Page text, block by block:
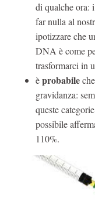
di qualche ora:
far nulla al
ipotizzare che
DNA è come
trasformarci in
èprobabile
gravidanza:
queste
possibile
110%.